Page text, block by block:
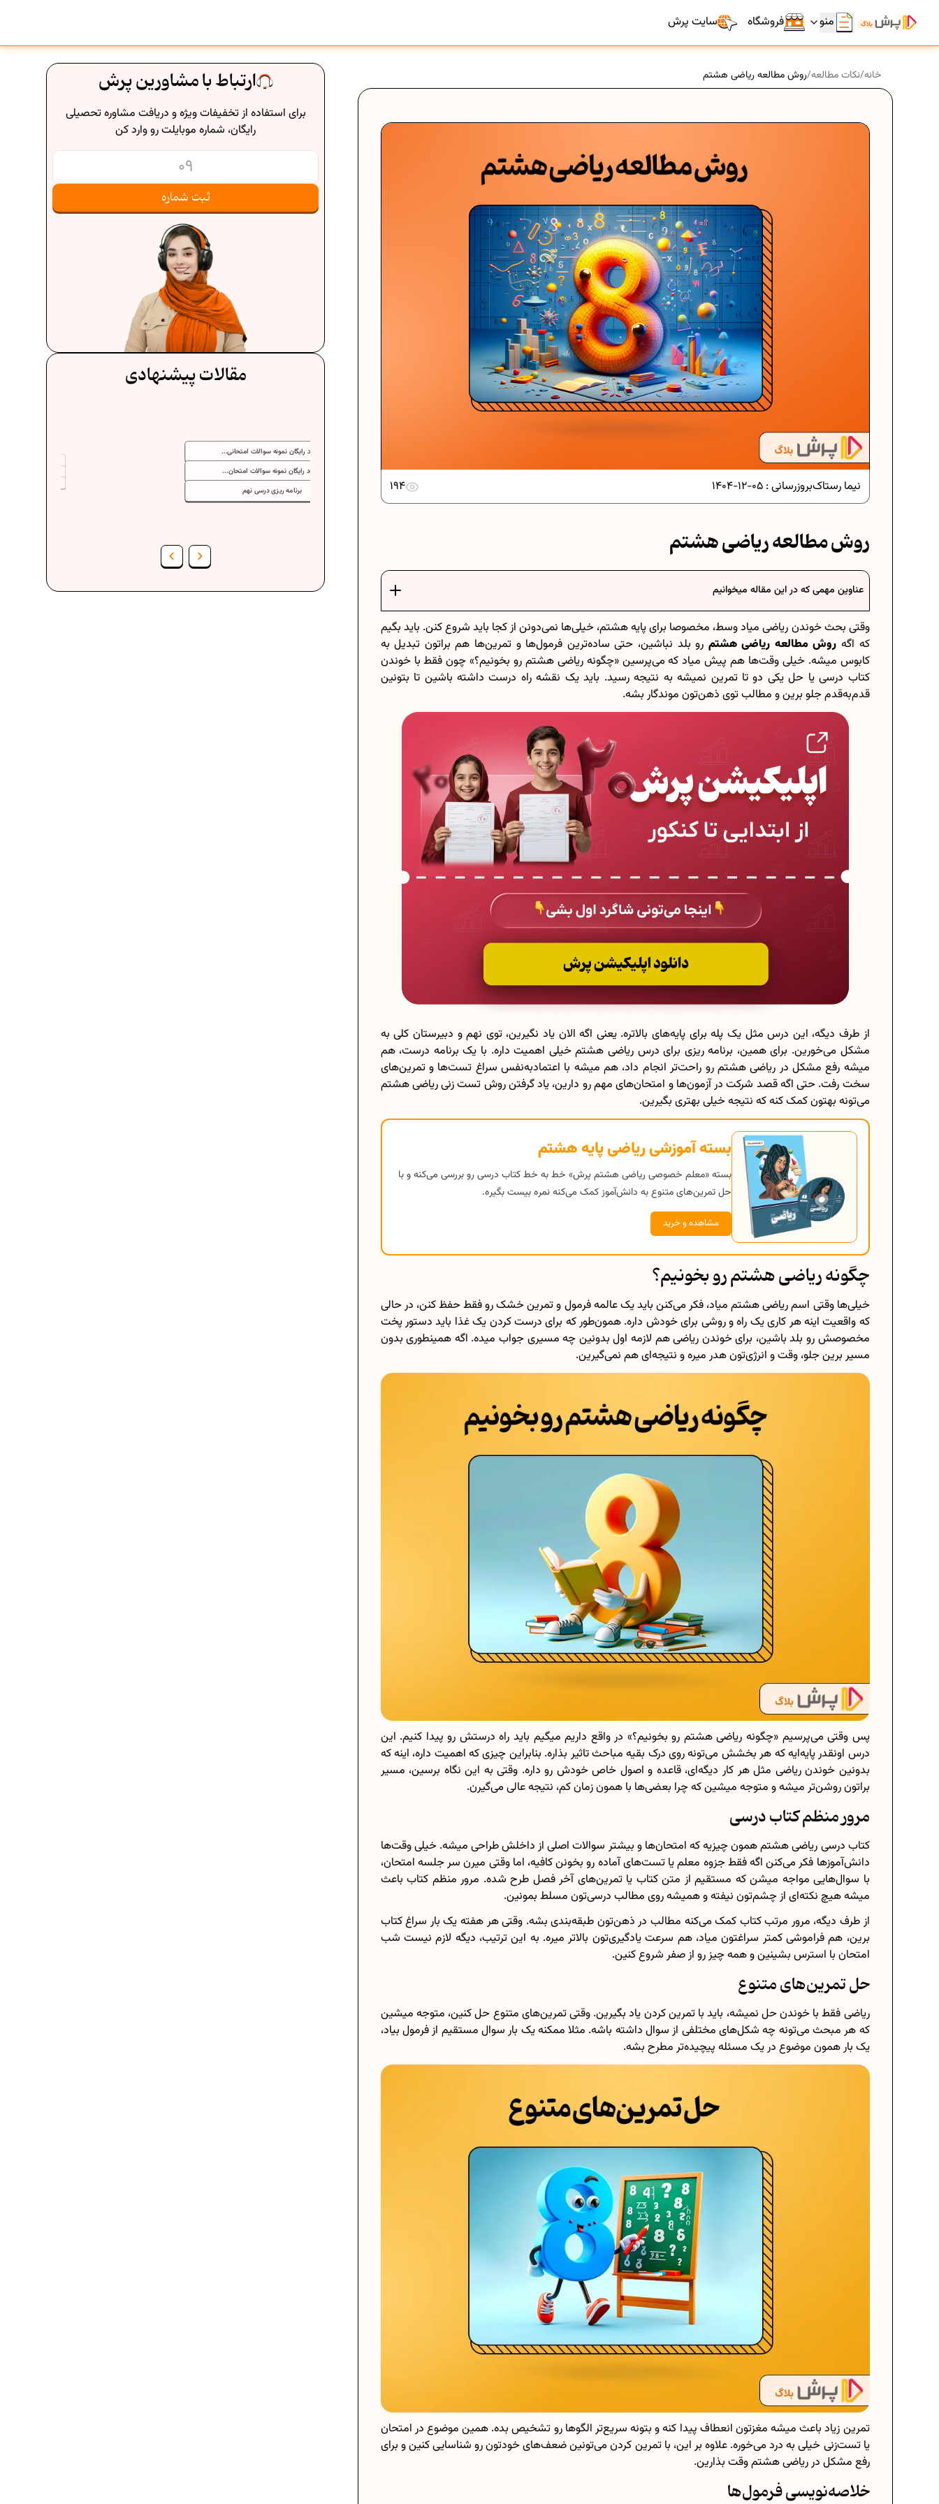
سایت پرش فروشگاه منو
ارتباط با مشاورین پرش
برای استفاده از تخفیفات ویژه و دریافت مشاوره تحصیلی
رایگان، شماره موبایلت رو وارد کن
ثبت شماره
مقالات پیشنهادی
دانلود رایگان نمونه سوالات امتحانی...
دانلود رایگان نمونه سوالات امتحان...
فرمول حجم اشکال هندسی در ریاضیات
برنامه‌ ریزی درسی هفتم
عادات افراد موفق
برنامه‌ ریزی درسی هشتم
دانلود رایگان کتاب‌های دوازدهم...
اعداد صحیح، طبیعی و گویا چه اعدادی...
حذفیات کنکور انسانی 1404
دانلود رایگان نمونه سوالات امتحان...
برنامه‌ ریزی درسی نهم
فرمول حجم اشکال هندسی در ریاضیات
برنامه‌ ریزی درسی هفتم
عادات افراد موفق
چگونه برنامه‌ ریزی درسی کنیم؟
دانلود رایگان نمونه سوالات امتحانی...
دانلود رایگان کتاب‌های دوازدهم...
اعداد صحیح، طبیعی و گویا چه اعدادی...
حذفیات کنکور انسانی 1404
دانلود رایگان نمونه سوالات امتحانی...
برنامه‌ ریزی درسی نهم
فرمول حجم اشکال هندسی در ریاضیات
برنامه‌ ریزی درسی هفتم
خانه/نکات مطالعه/روش مطالعه ریاضی هشتم
بروزرسانی : 05-12-1404 نیما رستاک 194
روش مطالعه ریاضی هشتم
عناوین مهمی که در این مقاله میخوانیم
وقتی بحث خوندن ریاضی میاد وسط، مخصوصا برای پایه هشتم، خیلی‌ها نمی‌دونن از کجا باید شروع کنن. باید بگیم
که اگه روش مطالعه ریاضی هشتم رو بلد نباشین، حتی ساده‌ترین فرمول‌ها و تمرین‌ها هم براتون تبدیل به
کابوس میشه. خیلی وقت‌ها هم پیش میاد که می‌پرسین «چگونه ریاضی هشتم رو بخونیم؟» چون فقط با خوندن
کتاب درسی یا حل یکی دو تا تمرین نمیشه به نتیجه رسید. باید یک نقشه راه درست داشته باشین تا بتونین
قدم‌به‌قدم جلو برین و مطالب توی ذهن‌تون موندگار بشه.
از طرف دیگه، این درس مثل یک پله برای پایه‌های بالاتره. یعنی اگه الان یاد نگیرین، توی نهم و دبیرستان کلی به
مشکل می‌خورین. برای همین، برنامه ریزی برای درس ریاضی هشتم خیلی اهمیت داره. با یک برنامه درست، هم
میشه رفع مشکل در ریاضی هشتم رو راحت‌تر انجام داد، هم میشه با اعتمادبه‌نفس سراغ تست‌ها و تمرین‌های
سخت رفت. حتی اگه قصد شرکت در آزمون‌ها و امتحان‌های مهم رو دارین، یاد گرفتن روش تست زنی ریاضی هشتم
می‌تونه بهتون کمک کنه که نتیجه خیلی بهتری بگیرین.
بسته آموزشی ریاضی پایه هشتم
بسته «معلم خصوصی ریاضی هشتم پرش» خط به خط کتاب درسی رو بررسی می‌کنه و با
حل تمرین‌های متنوع به دانش‌آموز کمک می‌کنه نمره بیست بگیره.
مشاهده و خرید
چگونه ریاضی هشتم رو بخونیم؟
خیلی‌ها وقتی اسم ریاضی هشتم میاد، فکر می‌کنن باید یک عالمه فرمول و تمرین خشک رو فقط حفظ کنن، در حالی
که واقعیت اینه هر کاری یک راه و روشی برای خودش داره. همون‌طور که برای درست کردن یک غذا باید دستور پخت
مخصوصش رو بلد باشین، برای خوندن ریاضی هم لازمه اول بدونین چه مسیری جواب میده. اگه همینطوری بدون
مسیر برین جلو، وقت و انرژی‌تون هدر میره و نتیجه‌ای هم نمی‌گیرین.
پس وقتی می‌پرسیم «چگونه ریاضی هشتم رو بخونیم؟» در واقع داریم میگیم باید راه درستش رو پیدا کنیم. این
درس اونقدر پایه‌ایه که هر بخشش می‌تونه روی درک بقیه مباحث تاثیر بذاره. بنابراین چیزی که اهمیت داره، اینه که
بدونین خوندن ریاضی مثل هر کار دیگه‌ای، قاعده و اصول خاص خودش رو داره. وقتی به این نگاه برسین، مسیر
براتون روشن‌تر میشه و متوجه میشین که چرا بعضی‌ها با همون زمان کم، نتیجه عالی می‌گیرن.
مرور منظم کتاب درسی
کتاب درسی ریاضی هشتم همون چیزیه که امتحان‌ها و بیشتر سوالات اصلی از داخلش طراحی میشه. خیلی وقت‌ها
دانش‌آموزها فکر می‌کنن اگه فقط جزوه معلم یا تست‌های آماده رو بخونن کافیه، اما وقتی میرن سر جلسه امتحان،
با سوال‌هایی مواجه میشن که مستقیم از متن کتاب یا تمرین‌های آخر فصل طرح شده. مرور منظم کتاب باعث
میشه هیچ نکته‌ای از چشم‌تون نیفته و همیشه روی مطالب درسی‌تون مسلط بمونین.
از طرف دیگه، مرور مرتب کتاب کمک می‌کنه مطالب در ذهن‌تون طبقه‌بندی بشه. وقتی هر هفته یک بار سراغ کتاب
برین، هم فراموشی کمتر سراغتون میاد، هم سرعت یادگیری‌تون بالاتر میره. به این ترتیب، دیگه لازم نیست شب
امتحان با استرس بشینین و همه چیز رو از صفر شروع کنین.
حل تمرین‌های متنوع
ریاضی فقط با خوندن حل نمیشه، باید با تمرین کردن یاد بگیرین. وقتی تمرین‌های متنوع حل کنین، متوجه میشین
که هر مبحث می‌تونه چه شکل‌های مختلفی از سوال داشته باشه. مثلا ممکنه یک بار سوال مستقیم از فرمول بیاد،
یک بار همون موضوع در یک مسئله پیچیده‌تر مطرح بشه.
تمرین زیاد باعث میشه مغزتون انعطاف پیدا کنه و بتونه سریع‌تر الگوها رو تشخیص بده. همین موضوع در امتحان
یا تست‌زنی خیلی به درد می‌خوره. علاوه بر این، با تمرین کردن می‌تونین ضعف‌های خودتون رو شناسایی کنین و برای
رفع مشکل در ریاضی هشتم وقت بذارین.
خلاصه‌نویسی فرمول‌ها